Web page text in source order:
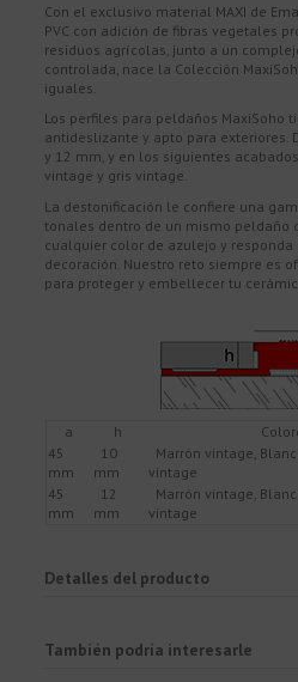
Con el exclusivo material MAXI de
PVC con adición de fibras vegetales
residuos agrícolas, junto a un
controlada, nace la Colección
iguales.
Los perfiles para peldaños MaxiSoho
antideslizante y apto para exteriores.
y 12 mm, y en los siguientes
vintage y gris vintage.
La destonificación le confiere una
tonales dentro de un mismo peldaño
cualquier color de azulejo y
decoración. Nuestro reto siempre es
para proteger y embellecer tu
a h
45
mm
10
mm
Marrón vintage,
vintage
45
mm
12
mm
Marrón vintage,
vintage
Detalles del producto
También podría interesarle